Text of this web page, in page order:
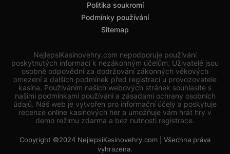
Politika soukromí
Podmínky používání
Sitemap
NejlepsiKasinovehry.com nepodporuje používání
poskytnutých informací k nezákonným účelům. Uživatelé jsou
osobně odpovědní za dodržování zákonných věkových
omezení a dalších podmínek před registrací u provozovatele
kasina. Používáním našich webových stránek souhlasíte s
našimi podmínkami používání a zásadami ochrany osobních
údajů. Náš web je vytvořen pro informační účely a poskytuje
recenze online kasinových her a umožňuje vám hrát hry v
demo režimu zdarma a bez nutnosti registrace.
Copyright ©2024 NejlepsiKasinovehry.com | Všechna práva
vyhrazena.